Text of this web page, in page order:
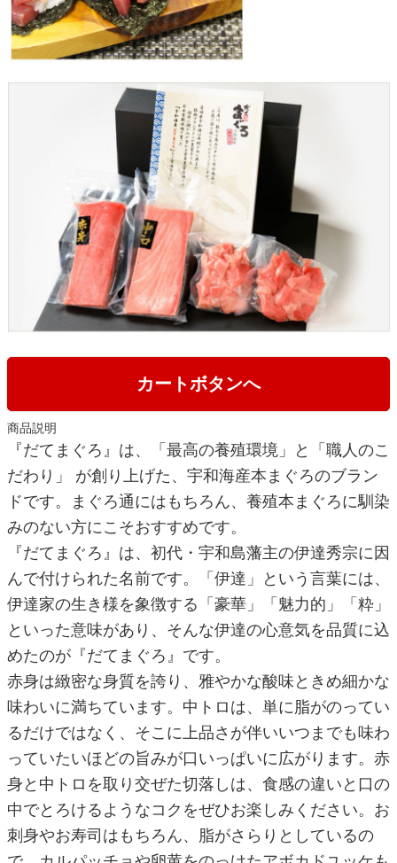
カートボタンへ
商品説明
『だてまぐろ』は、「最高の養殖環境」と「職人のこ
だわり」 が創り上げた、宇和海産本まぐろのブラン
ドです。まぐろ通にはもちろん、養殖本まぐろに馴染
みのない方にこそおすすめです。
『だてまぐろ』は、初代・宇和島藩主の伊達秀宗に因
んで付けられた名前です。「伊達」という言葉には、
伊達家の生き様を象徴する「豪華」「魅力的」「粋」
といった意味があり、そんな伊達の心意気を品質に込
めたのが『だてまぐろ』です。
赤身は緻密な身質を誇り、雅やかな酸味ときめ細かな
味わいに満ちています。中トロは、単に脂がのってい
るだけではなく、そこに上品さが伴いいつまでも味わ
っていたいほどの旨みが口いっぱいに広がります。赤
身と中トロを取り交ぜた切落しは、食感の違いと口の
中でとろけるようなコクをぜひお楽しみください。お
刺身やお寿司はもちろん、脂がさらりとしているの